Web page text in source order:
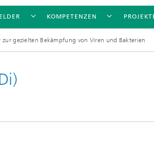
KOMPETENZEN
Objekterkennung (OBJ)
gezielten Bekämpfung von Viren und Bakterien